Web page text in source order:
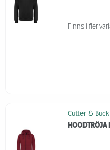
Finns i fler
Cutter & Buck
HOODTRÖJA